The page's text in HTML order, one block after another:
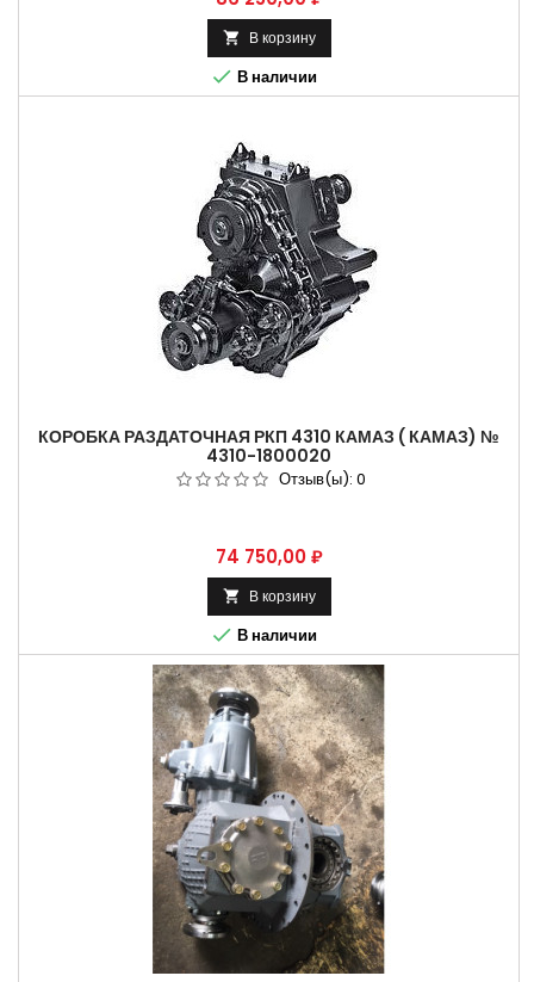
 В корзину
 В наличии
КОРОБКА РАЗДАТОЧНАЯ РКП 4310 КАМАЗ ( КАМАЗ) №
4310-1800020
Отзыв(ы): 0
Цена
74 750,00 ₽
 В корзину
 В наличии